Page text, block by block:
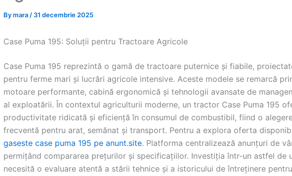
Bymara / 31 decembrie 2025
Case Puma 195: Soluții pentru Tractoare Agricole
Case Puma 195 reprezintă o gamă de tractoare puternice și fiabile,
pentru ferme mari și lucrări agricole intensive. Aceste modele se remarcă
motoare performante, cabină ergonomică și tehnologii avansate de
al exploatării. În contextul agriculturii moderne, un tractor Case Puma 195
productivitate ridicată și eficiență în consumul de combustibil, fiind o
frecventă pentru arat, semănat și transport. Pentru a explora oferta
gaseste case puma 195 pe anunt.site. Platforma centralizează anunțuri de
permițând compararea prețurilor și specificațiilor. Investiția într-un astfel de
necesită o evaluare atentă a stării tehnice și a istoricului de întreținere